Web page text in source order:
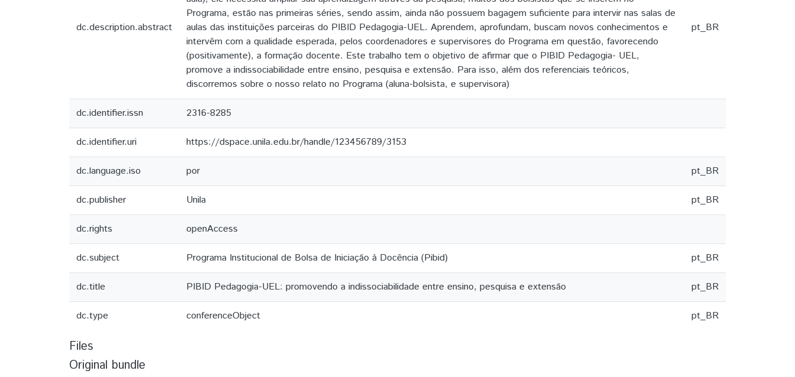
dc.description.abstract
Programa, estão nas primeiras séries, sendo assim, ainda não possuem bagagem suficiente para intervir nas salas de
aulas das instituições parceiras do PIBID Pedagogia-UEL. Aprendem, aprofundam, buscam novos conhecimentos e
intervêm com a qualidade esperada, pelos coordenadores e supervisores do Programa em questão, favorecendo
(positivamente), a formação docente. Este trabalho tem o objetivo de afirmar que o PIBID Pedagogia- UEL,
promove a indissociabilidade entre ensino, pesquisa e extensão. Para isso, além dos referenciais teóricos,
discorremos sobre o nosso relato no Programa (aluna-bolsista, e supervisora)
pt_BR
dc.identifier.issn 2316-8285
dc.identifier.uri https://dspace.unila.edu.br/handle/123456789/3153
dc.language.iso por pt_BR
dc.publisher Unila pt_BR
dc.rights openAccess
dc.subject Programa Institucional de Bolsa de Iniciação à Docência (Pibid) pt_BR
dc.title PIBID Pedagogia-UEL: promovendo a indissociabilidade entre ensino, pesquisa e extensão pt_BR
dc.type conferenceObject pt_BR
Files
Original bundle